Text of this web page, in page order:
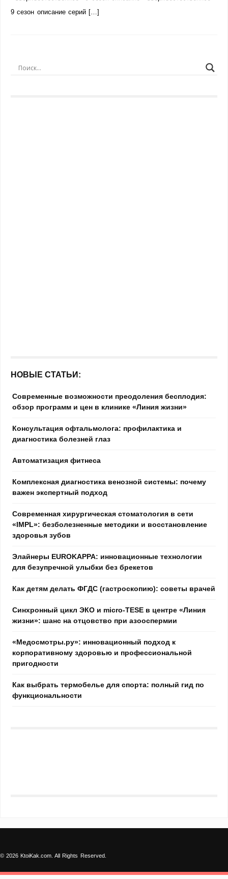
9 сезон описание серий […]
НОВЫЕ СТАТЬИ:
Современные возможности преодоления бесплодия:
обзор программ и цен в клинике «Линия жизни»
Консультация офтальмолога: профилактика и
диагностика болезней глаз
Автоматизация фитнеса
Комплексная диагностика венозной системы: почему
важен экспертный подход
Современная хирургическая стоматология в сети
«IMPL»: безболезненные методики и восстановление
здоровья зубов
Элайнеры EUROKAPPA: инновационные технологии
для безупречной улыбки без брекетов
Как детям делать ФГДС (гастроскопию): советы врачей
Синхронный цикл ЭКО и micro-TESE в центре «Линия
жизни»: шанс на отцовство при азооспермии
«Медосмотры.ру»: инновационный подход к
корпоративному здоровью и профессиональной
пригодности
Как выбрать термобелье для спорта: полный гид по
функциональности
© 2026 KtoiKak.com. All Rights Reserved.